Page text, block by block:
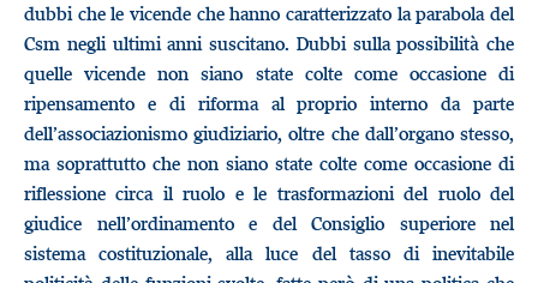
dubbi che le vicende che hanno caratterizzato la parabola del
Csm negli ultimi anni suscitano. Dubbi sulla possibilità che
quelle vicende non siano state colte come occasione di
ripensamento e di riforma al proprio interno da parte
dell’associazionismo giudiziario, oltre che dall’organo stesso,
ma soprattutto che non siano state colte come occasione di
riflessione circa il ruolo e le trasformazioni del ruolo del
giudice nell’ordinamento e del Consiglio superiore nel
sistema costituzionale, alla luce del tasso di inevitabile